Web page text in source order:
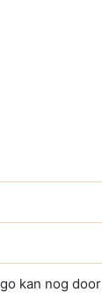
kan nog door